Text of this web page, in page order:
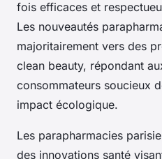
fois efficaces et
Les nouveautés
majoritairement vers des
clean beauty, répondant
consommateurs soucieux
impact écologique.
Les parapharmacies
des innovations santé